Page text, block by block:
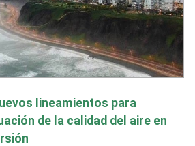
lineamientos para
de la calidad del aire en